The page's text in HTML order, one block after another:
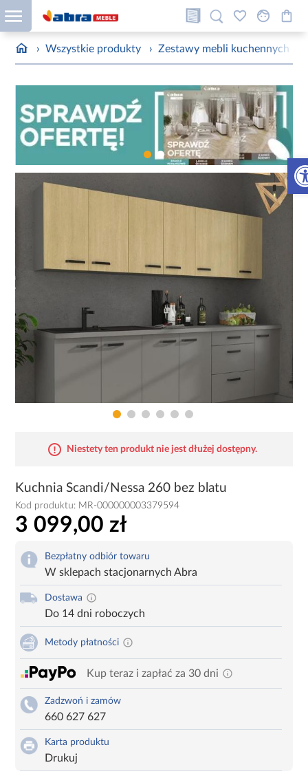
› Wszystkie produkty › Zestawy mebli kuchennych
Niestety ten produkt nie jest dłużej dostępny.
Kuchnia Scandi/Nessa 260 bez blatu
Kod produktu: MR-000000003379594
3 099,00 zł
Bezpłatny odbiór towaru
W sklepach stacjonarnych Abra
Dostawa
Do 14 dni roboczych
Metody płatności
Kup teraz i zapłać za 30 dni
Zadzwoń i zamów
660 627 627
Karta produktu
Drukuj